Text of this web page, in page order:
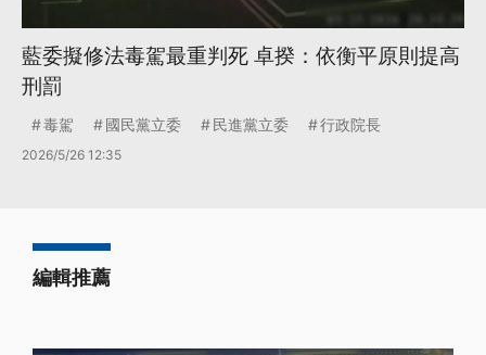
藍委擬修法毒駕最重判死 卓揆：依衡平原則提高
刑罰
毒駕 國民黨立委 民進黨立委 行政院長
2026/5/26 12:35
編輯推薦